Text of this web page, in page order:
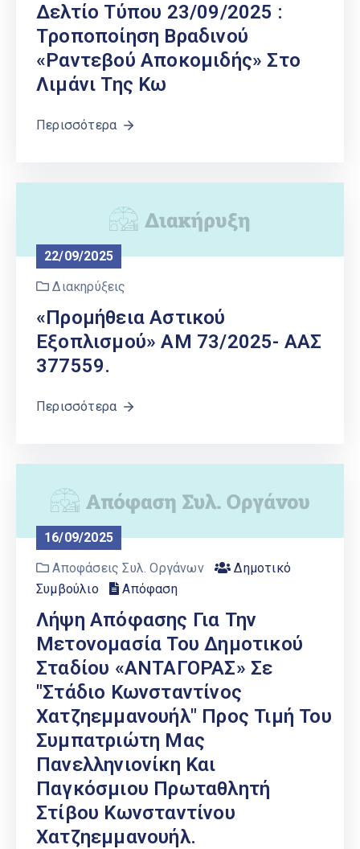
Δελτίο Τύπου 23/09/2025 :
Tροποποίηση Βραδινού
«ραντεβού Αποκομιδής» Στο
Λιμάνι Της Κω
Περισσότερα
22/09/2025
Διακηρύξεις
«Προμήθεια Αστικού
Εξοπλισμού» ΑΜ 73/2025- ΑΑΣ
377559.
Περισσότερα
16/09/2025
Αποφάσεις Συλ. Οργάνων
Δημοτικό
Συμβούλιο
Απόφαση
Λήψη Απόφασης Για Την
Μετονομασία Του Δημοτικού
Σταδίου «ΑΝΤΑΓΟΡΑΣ» Σε
"Στάδιο Κωνσταντίνος
Χατζηεμμανουήλ" Προς Τιμή Του
Συμπατριώτη Μας
Πανελληνιονίκη Και
Παγκόσμιου Πρωταθλητή
Στίβου Κωνσταντίνου
Χατζηεμμανουήλ.